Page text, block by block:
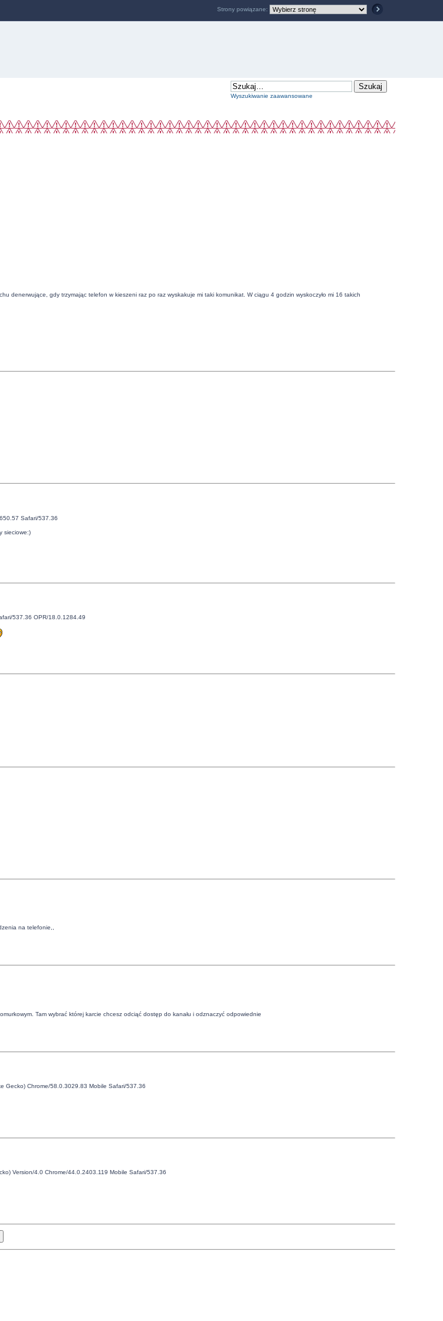
Wyszukiwanie zaawansowane
denerwujące, gdy trzymając telefon w kieszeni raz po raz wyskakuje mi taki komunikat. W ciągu 4 godzin wyskoczyło mi 16 takich
Safari/537.36
sieciowe:)
537.36 OPR/18.0.1284.49
na telefonie,,
Tam wybrać której karcie chcesz odciąć dostęp do kanału i odznaczyć odpowiednie
Gecko) Chrome/58.0.3029.83 Mobile Safari/537.36
Version/4.0 Chrome/44.0.2403.119 Mobile Safari/537.36
Strony powiązane: